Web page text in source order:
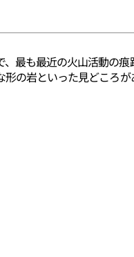
最も最近の火山活動の
の岩といった見どころ